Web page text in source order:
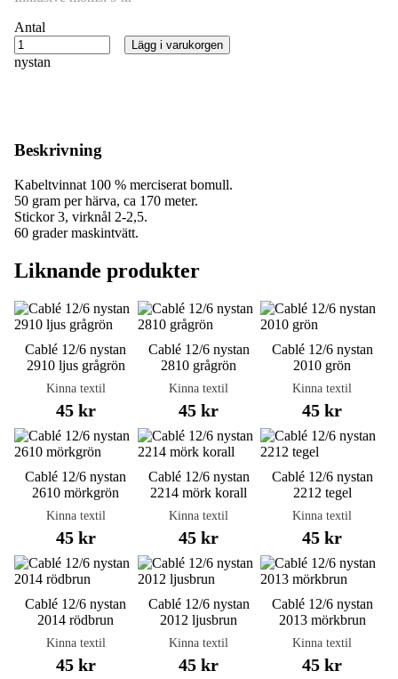
Antal
nystan
Lägg i varukorgen
Beskrivning
Kabeltvinnat 100 % merciserat bomull.
50 gram per härva, ca 170 meter.
Stickor 3, virknål 2-2,5.
60 grader maskintvätt.
Liknande produkter
Cablé 12/6 nystan
2910 ljus grågrön
Kinna textil
45 kr
Cablé 12/6 nystan
2810 grågrön
Kinna textil
45 kr
Cablé 12/6 nystan
2010 grön
Kinna textil
45 kr
Cablé 12/6 nystan
2610 mörkgrön
Kinna textil
45 kr
Cablé 12/6 nystan
2214 mörk korall
Kinna textil
45 kr
Cablé 12/6 nystan
2212 tegel
Kinna textil
45 kr
Cablé 12/6 nystan
2014 rödbrun
Kinna textil
45 kr
Cablé 12/6 nystan
2012 ljusbrun
Kinna textil
45 kr
Cablé 12/6 nystan
2013 mörkbrun
Kinna textil
45 kr